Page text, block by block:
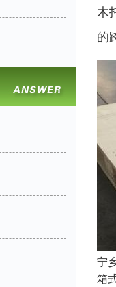
木
的
宁
箱